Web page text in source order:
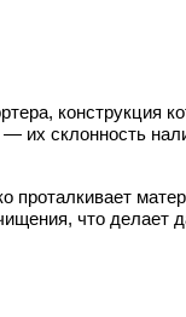
конструкция
склонность
проталкивает
что